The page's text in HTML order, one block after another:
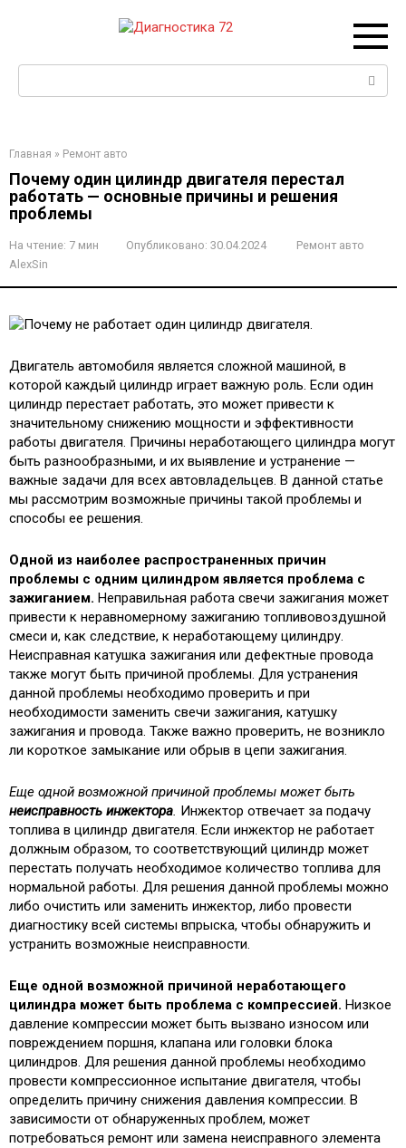
Главная » Ремонт авто
Почему один цилиндр двигателя перестал
работать — основные причины и решения
проблемы
На чтение: 7 мин Опубликовано: 30.04.2024
Ремонт авто
AlexSin
Двигатель автомобиля является сложной машиной, в
которой каждый цилиндр играет важную роль. Если один
цилиндр перестает работать, это может привести к
значительному снижению мощности и эффективности
работы двигателя. Причины неработающего цилиндра могут
быть разнообразными, и их выявление и устранение —
важные задачи для всех автовладельцев. В данной статье
мы рассмотрим возможные причины такой проблемы и
способы ее решения.
Одной из наиболее распространенных причин
проблемы с одним цилиндром является проблема с
зажиганием. Неправильная работа свечи зажигания может
привести к неравномерному зажиганию топливовоздушной
смеси и, как следствие, к неработающему цилиндру.
Неисправная катушка зажигания или дефектные провода
также могут быть причиной проблемы. Для устранения
данной проблемы необходимо проверить и при
необходимости заменить свечи зажигания, катушку
зажигания и провода. Также важно проверить, не возникло
ли короткое замыкание или обрыв в цепи зажигания.
Еще одной возможной причиной проблемы может быть
неисправность инжектора. Инжектор отвечает за подачу
топлива в цилиндр двигателя. Если инжектор не работает
должным образом, то соответствующий цилиндр может
перестать получать необходимое количество топлива для
нормальной работы. Для решения данной проблемы можно
либо очистить или заменить инжектор, либо провести
диагностику всей системы впрыска, чтобы обнаружить и
устранить возможные неисправности.
Еще одной возможной причиной неработающего
цилиндра может быть проблема с компрессией. Низкое
давление компрессии может быть вызвано износом или
повреждением поршня, клапана или головки блока
цилиндров. Для решения данной проблемы необходимо
провести компрессионное испытание двигателя, чтобы
определить причину снижения давления компрессии. В
зависимости от обнаруженных проблем, может
потребоваться ремонт или замена неисправного элемента